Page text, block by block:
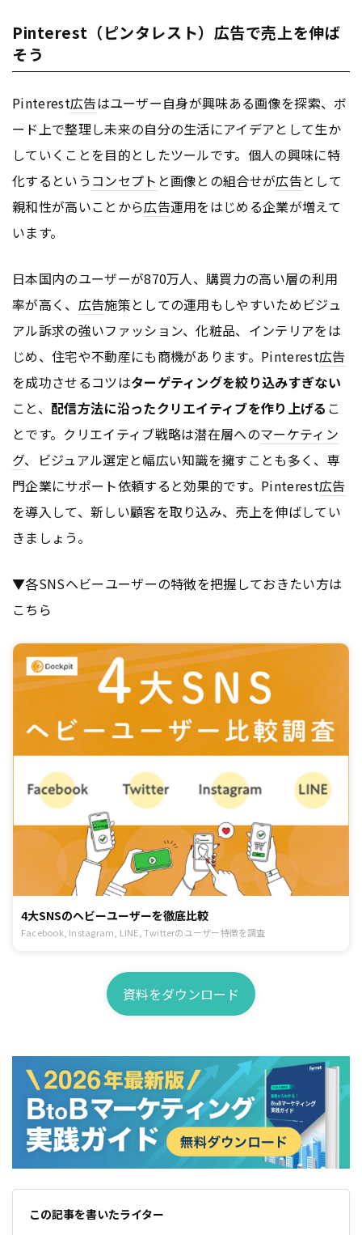
Pinterest（ピンタレスト）広告で売上を伸ば
そう
Pinterest広告はユーザー自身が興味ある画像を探索、ボ
ード上で整理し未来の自分の生活にアイデアとして生か
していくことを目的としたツールです。個人の興味に特
化するという コンセプト と画像との組合せが広告として
親和性が高いことから広告運用をはじめる企業が増えて
います。
日本国内のユーザーが870万人、購買力の高い層の利用
率が高く、 広告施策としての運用もしやすいためビジュ
アル訴求の強いファッション、化粧品、インテリアをは
じめ、住宅や不動産にも商機があります。Pinterest広告
を成功させるコツはターゲティングを絞り込みすぎない
こと、 配信方法に沿ったクリエイティブを作り上げる こ
とです。クリエイティブ戦略は潜在層へのマーケティン
グ、ビジュアル選定と幅広い知識を擁すことも多く、専
門企業にサポート依頼すると効果的です。Pinterest広告
を導入して、新しい顧客を取り込み、売上を伸ばしてい
きましょう。
▼各SNSヘビーユーザーの特徴を把握しておきたい方は
こちら
4大SNSのヘビーユーザーを徹底比較
Facebook, Instagram, LINE, Twitterのユーザー特徴を調査
資料をダウンロード
この記事を書いたライター